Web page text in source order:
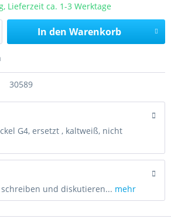
Lieferzeit ca. 1-3 Werktage
In den Warenkorb
30589
G4, ersetzt , kaltweiß, nicht
und diskutieren... mehr